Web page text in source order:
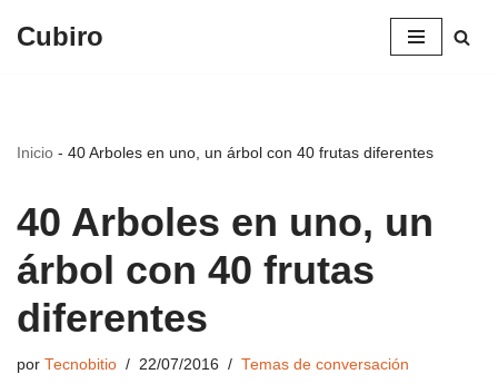
Cubiro
Inicio - 40 Arboles en uno, un árbol con 40 frutas diferentes
40 Arboles en uno, un
árbol con 40 frutas
diferentes
por Tecnobitio 22/07/2016 Temas de conversación